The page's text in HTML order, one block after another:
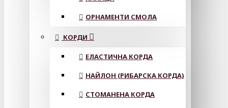
ОРНАМЕНТИ СМОЛА
КОРДИ
ЕЛАСТИЧНА КОРДА
НАЙЛОН (РИБАРСКА КОРДА)
СТОМАНЕНА КОРДА